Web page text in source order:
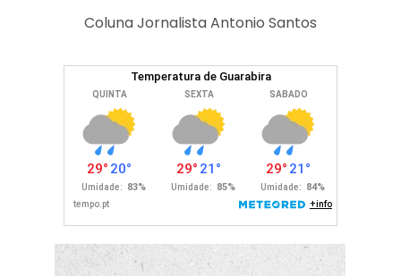
Coluna Jornalista Antonio Santos